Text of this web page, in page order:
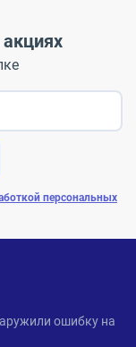
персональных
ошибку на